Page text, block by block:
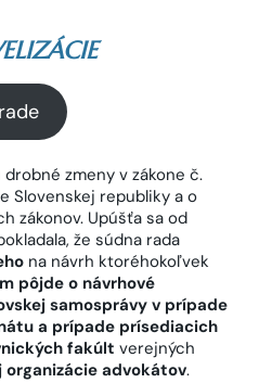
zmeny v zákone č.
Slovenskej republiky a o
zákonov. Upúšťa sa od
že súdna rada
na návrh ktoréhokoľvek
pôjde o návrhové
samosprávy v prípade
a prípade prísediacich
fakúlt verejných
organizácie advokátov.